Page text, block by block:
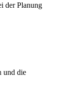
der Planung
und die